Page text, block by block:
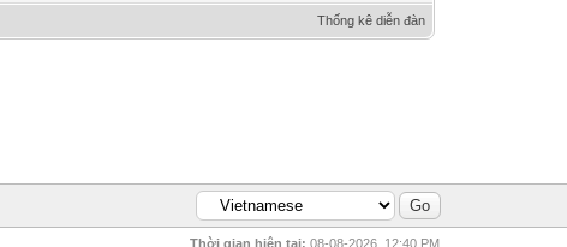
Thống kê diễn đàn
Thời gian hiện tại: 08-08-2026, 12:40 PM